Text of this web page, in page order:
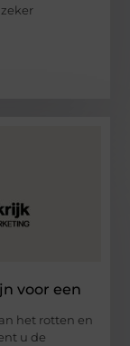
voor een
het rotten en
u de